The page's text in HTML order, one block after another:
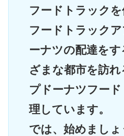
フードトラックを
フードトラック
ーナツの配達を
ざまな都市を訪
プドーナツフー
理しています。
では、始めまし